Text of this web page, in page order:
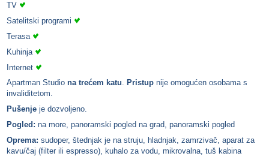
TV
Satelitski programi
Terasa
Kuhinja
Internet
Apartman Studio na trećem katu. Pristup nije omogućen osobama s
invaliditetom.
Pušenje je dozvoljeno.
Pogled: na more, panoramski pogled na grad, panoramski pogled
Oprema: sudoper, štednjak je na struju, hladnjak, zamrzivač, aparat za
kavu/čaj (filter ili espresso), kuhalo za vodu, mikrovalna, tuš kabina